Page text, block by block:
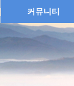
커뮤니티